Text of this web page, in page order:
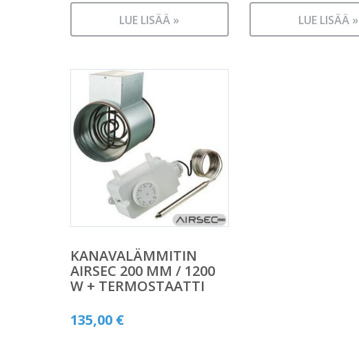
LUE LISÄÄ » LUE LISÄÄ »
KANAVALÄMMITIN
AIRSEC 200 MM / 1200
W + TERMOSTAATTI
135,00 €